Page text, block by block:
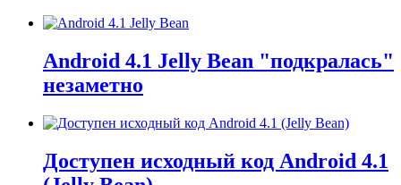
Android 4.1 Jelly Bean "подкралась"
незаметно
Доступен исходный код Android 4.1